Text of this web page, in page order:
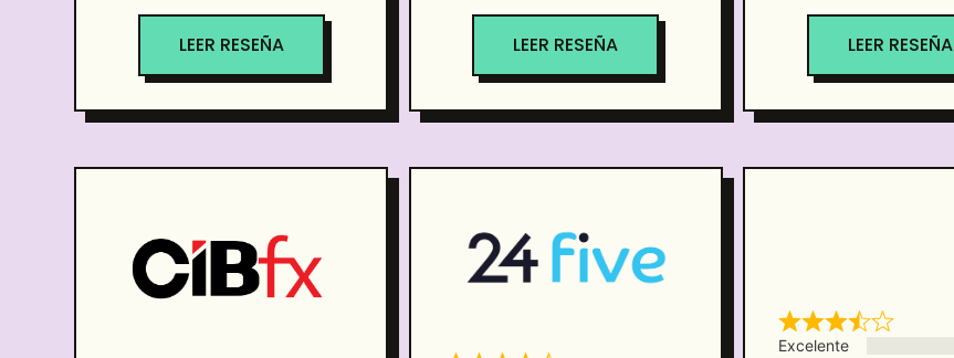
LEER RESEÑA LEER RESEÑA LEER RESEÑA
Excelente